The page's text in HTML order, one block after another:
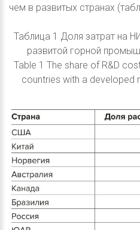
чем в развитых странах
Таблица 1 Доля затрат на
развитой горной
Table 1 The share of R&D
countries with a developed